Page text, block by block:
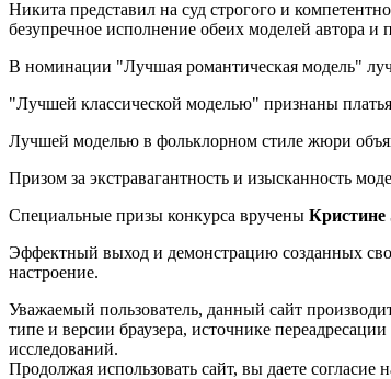
Никита представил на суд строгого и
безупречное исполнение обеих моделей автора
В номинации "Лучшая романтическая модель"
"Лучшей классической моделью" признаны платья
Лучшей моделью в фольклорном стиле жюри
Призом за экстравагантность и изысканность
Специальные призы конкурса вручены Кристине
Эффектный выход и демонстрацию созданных
настроение.
Уважаемый пользователь, данный сайт
типе и версии браузера, источнике
исследований.
Продолжая использовать сайт, вы даете